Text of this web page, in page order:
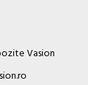
Vasion